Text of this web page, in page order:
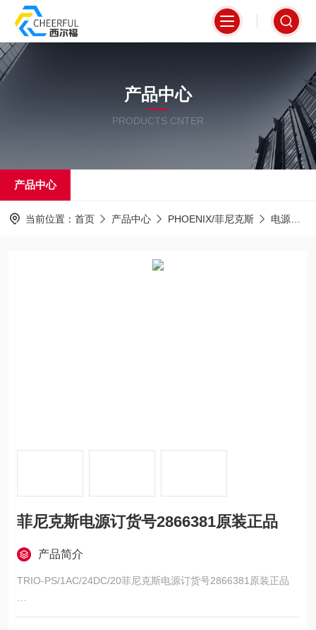
产品中心
PRODUCTS CNTER
产品中心
当前位置： 首页 产品中心 PHOENIX/菲尼克斯 电源
菲尼克斯电源订货号2866381原装正品
产品简介
TRIO-PS/1AC/24DC/20菲尼克斯电源订货号2866381原装正品
用于DIN导轨安装的TRIO POWER电源,初级开关模式,输入:1相,